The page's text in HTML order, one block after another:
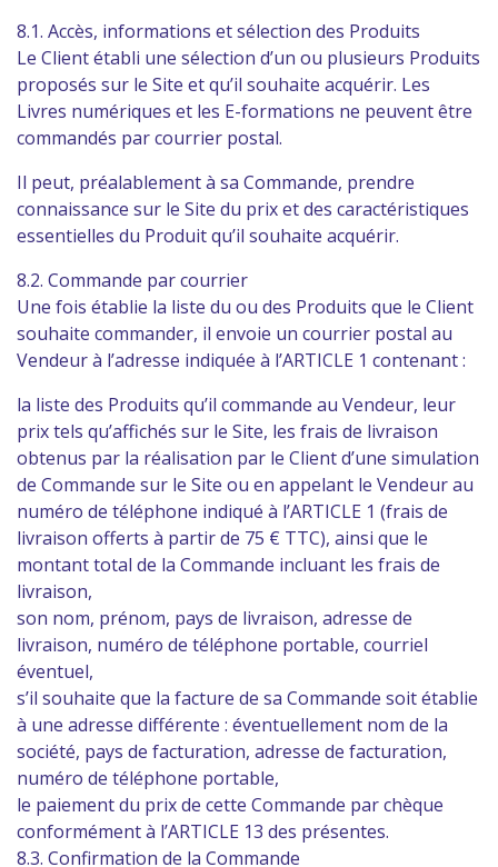
8.1. Accès, informations et sélection des Produits
Le Client établi une sélection d’un ou plusieurs Produits
proposés sur le Site et qu’il souhaite acquérir. Les
Livres numériques et les E-formations ne peuvent être
commandés par courrier postal.
Il peut, préalablement à sa Commande, prendre
connaissance sur le Site du prix et des caractéristiques
essentielles du Produit qu’il souhaite acquérir.
8.2. Commande par courrier
Une fois établie la liste du ou des Produits que le Client
souhaite commander, il envoie un courrier postal au
Vendeur à l’adresse indiquée à l’ARTICLE 1 contenant :
la liste des Produits qu’il commande au Vendeur, leur
prix tels qu’affichés sur le Site, les frais de livraison
obtenus par la réalisation par le Client d’une simulation
de Commande sur le Site ou en appelant le Vendeur au
numéro de téléphone indiqué à l’ARTICLE 1 (frais de
livraison offerts à partir de 75 € TTC), ainsi que le
montant total de la Commande incluant les frais de
livraison,
son nom, prénom, pays de livraison, adresse de
livraison, numéro de téléphone portable, courriel
éventuel,
s’il souhaite que la facture de sa Commande soit établie
à une adresse différente : éventuellement nom de la
société, pays de facturation, adresse de facturation,
numéro de téléphone portable,
le paiement du prix de cette Commande par chèque
conformément à l’ARTICLE 13 des présentes.
8.3. Confirmation de la Commande